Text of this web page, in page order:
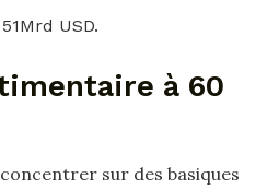
USD.
à 60
sur des basiques